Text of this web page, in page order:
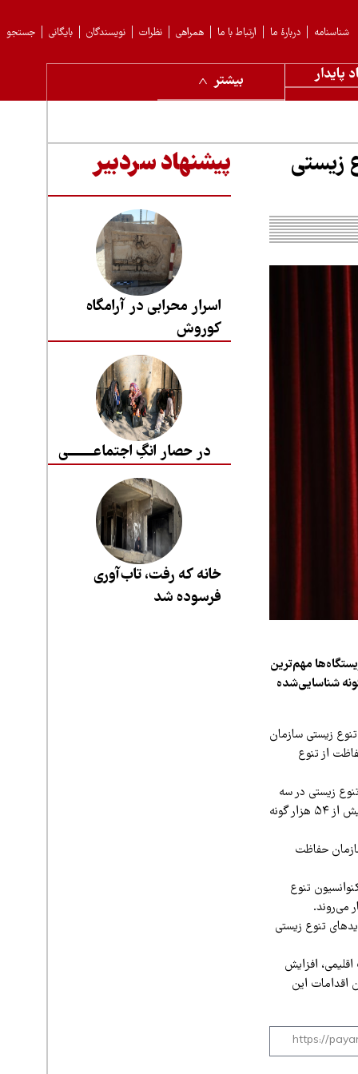
جستجو بایگانی نویسندگان نظرات همراهی ارتباط با ما دربارهٔ ما شناسنامه
پایدار بیشتر
زیستی
مهم‌ترین
ایران با وجود داشتن یک درصد خاک جهان، بیش از ۵۴ هزار گونه شناسایی‌شده
زیستی سازمان
از تنوع
تنوع زیستی در سه
سطح ژن، گونه و اکوسیستم تعریف می‌شود و ایران با وجود دارا بودن تنها یک درصد از خاک جهان، بیش از ۵۴ هزار گونه
حفاظت
تنوع
تنوع زیستی
افزایش
اقدامات این
پیشنهاد سردبیر
اسرار محرابی در آرامگاه
کوروش
در حصار انگِ اجتماعــــــــی
خانه که رفت، تاب‌آوری
فرسوده شد